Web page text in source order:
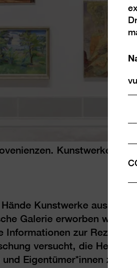
Kunstwerke
Kunstwerke aus der
Galerie erworben
Informationen zur
versucht, die
Eigentümer*innen zu